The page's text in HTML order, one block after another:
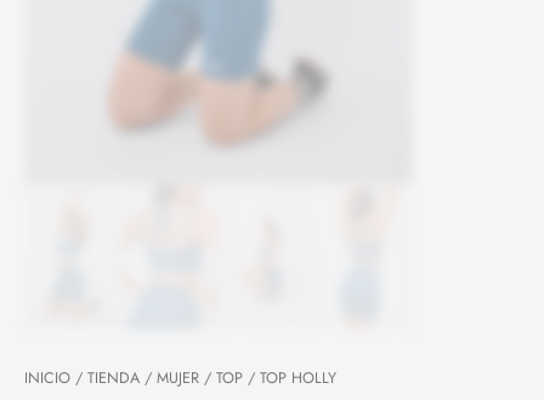
INICIO / TIENDA / MUJER / TOP / TOP HOLLY